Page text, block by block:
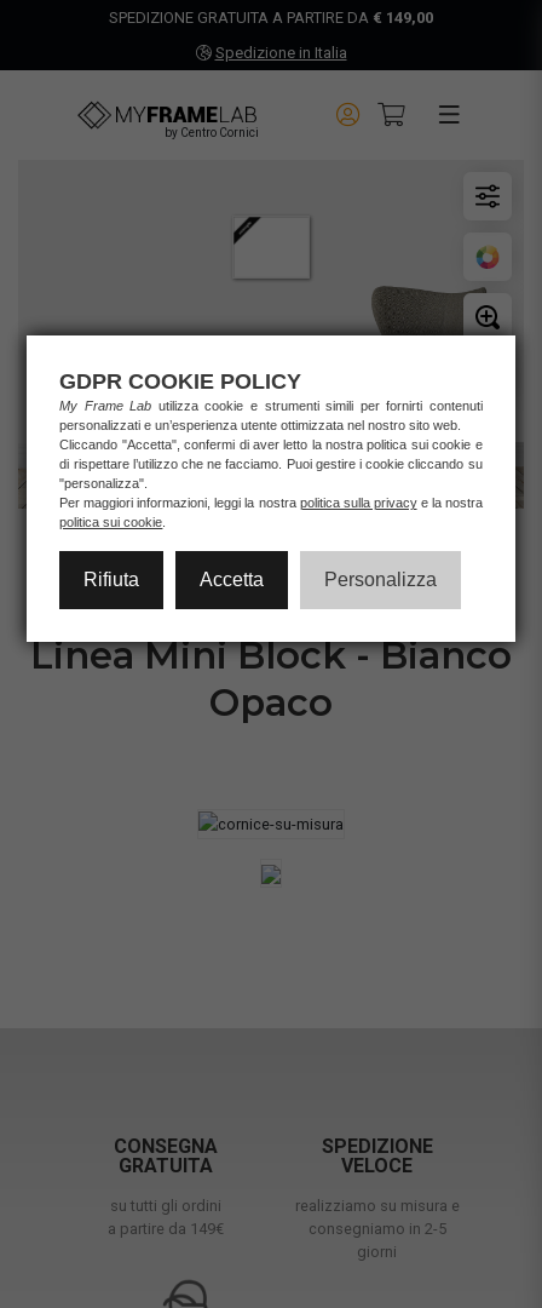
SPEDIZIONE GRATUITA A PARTIRE DA € 149,00
Spedizione in Italia
by Centro Cornici
CONFIGURA CORNICE
Linea Mini Block - Bianco
Opaco
CONSEGNA
GRATUITA
su tutti gli ordini
a partire da 149€
SPEDIZIONE
VELOCE
realizziamo su misura e
consegniamo in 2-5
giorni
GDPR COOKIE POLICY
My Frame Lab utilizza cookie e strumenti simili per fornirti contenuti
personalizzati e un’esperienza utente ottimizzata nel nostro sito web.
Cliccando "Accetta", confermi di aver letto la nostra politica sui cookie e
di rispettare l’utilizzo che ne facciamo. Puoi gestire i cookie cliccando su
"personalizza".
Per maggiori informazioni, leggi la nostra politica sulla privacye la nostra
politica sui cookie
Rifiuta Accetta Personalizza